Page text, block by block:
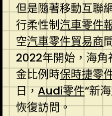
但是隨著移動互聯
行柔性制汽車零件
空汽車零件貿易商
2022年開始，海角
金比例時保時捷零
日，Audi零件“新
恢復訪問。